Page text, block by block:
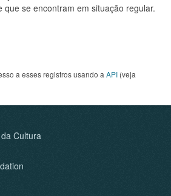
que se encontram em situação regular.
a esses registros usando a API (veja
Cultura